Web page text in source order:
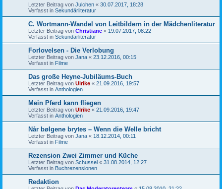
Letzter Beitrag von Julchen « 30.07.2017, 18:28
Verfasst in Sekundärliteratur
C. Wortmann-Wandel von Leitbildern in der Mädchenliteratur
Letzter Beitrag von Christiane « 19.07.2017, 08:22
Verfasst in Sekundärliteratur
Forlovelsen - Die Verlobung
Letzter Beitrag von Jana « 23.12.2016, 00:15
Verfasst in Filme
Das große Heyne-Jubiläums-Buch
Letzter Beitrag von Ulrike « 21.09.2016, 19:57
Verfasst in Anthologien
Mein Pferd kann fliegen
Letzter Beitrag von Ulrike « 21.09.2016, 19:47
Verfasst in Anthologien
Når bølgene brytes – Wenn die Welle bricht
Letzter Beitrag von Jana « 18.12.2014, 00:11
Verfasst in Filme
Rezension Zwei Zimmer und Küche
Letzter Beitrag von Schussel « 31.08.2014, 12:27
Verfasst in Buchrezensionen
Redaktion